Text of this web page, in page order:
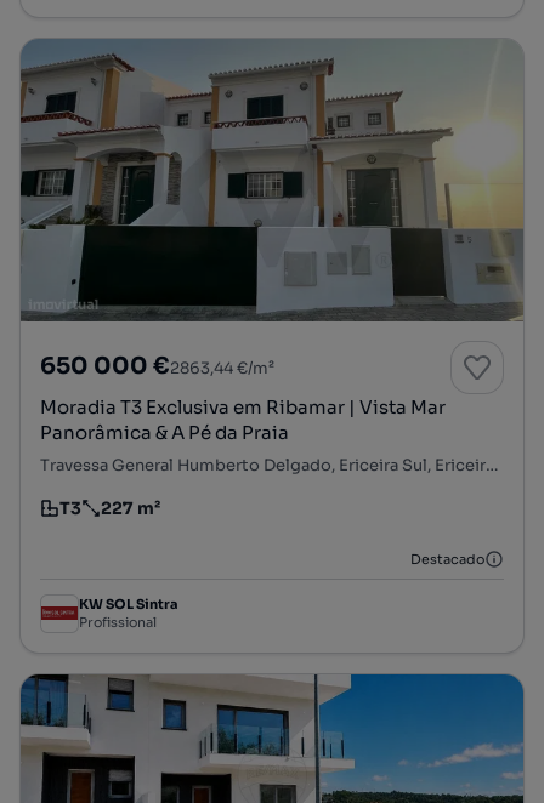
650 000 €2863,44 €/m²
Moradia T3 Exclusiva em Ribamar | Vista Mar
Panorâmica & A Pé da Praia
Travessa General Humberto Delgado, Ericeira Sul, Ericeira, Mafra, Lisboa
Tipologia
T3
Preço por metro quadrado
227 m²
Destacado
KW SOL Sintra
Profissional